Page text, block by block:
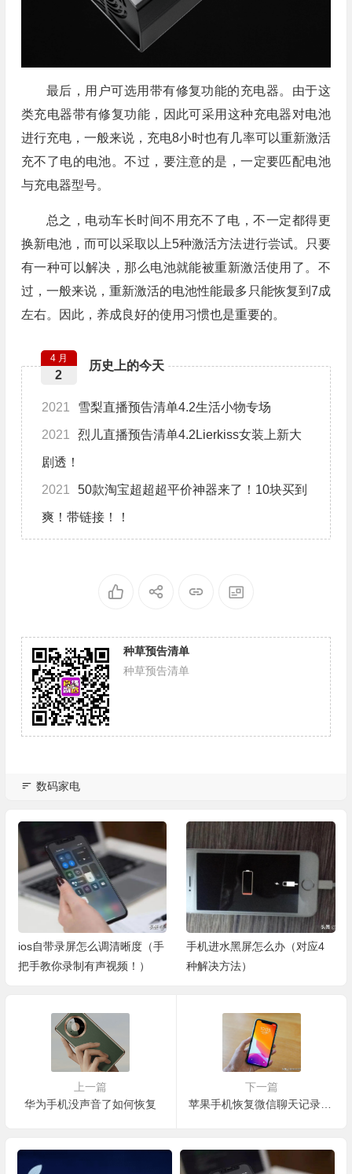
最后，用户可选用带有修复功能的充电器。由于这
类充电器带有修复功能，因此可采用这种充电器对电池
进行充电，一般来说，充电8小时也有几率可以重新激活
充不了电的电池。不过，要注意的是，一定要匹配电池
与充电器型号。
总之，电动车长时间不用充不了电，不一定都得更
换新电池，而可以采取以上5种激活方法进行尝试。只要
有一种可以解决，那么电池就能被重新激活使用了。不
过，一般来说，重新激活的电池性能最多只能恢复到7成
左右。因此，养成良好的使用习惯也是重要的。
历史上的今天
4 月
2
2021 雪梨直播预告清单4.2生活小物专场
2021 烈儿直播预告清单4.2Lierkiss女装上新大
剧透！
2021 50款淘宝超超超平价神器来了！10块买到
爽！带链接！！
种草预告清单
种草预告清单
数码家电
ios自带录屏怎么调清晰度（手
把手教你录制有声视频！）
手机进水黑屏怎么办（对应4
种解决方法）
上一篇
华为手机没声音了如何恢复
下一篇
苹果手机恢复微信聊天记录怎么恢复（试试这两个方法）